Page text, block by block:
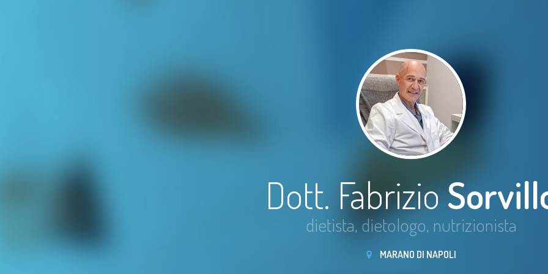
Dott. Fabrizio
dietista, dietologo, nutrizionista
MARANO DI NAPOLI